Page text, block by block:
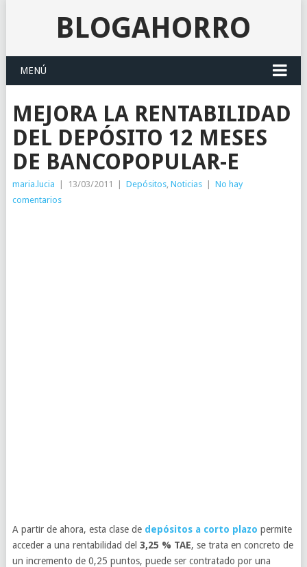
BLOGAHORRO
MENÚ
MEJORA LA RENTABILIDAD
DEL DEPÓSITO 12 MESES
DE BANCOPOPULAR-E
maria.lucia 13/03/2011 Depósitos, Noticias
No hay
comentarios
A partir de ahora, esta clase de depósitos a corto plazo permite
acceder a una rentabilidad del 3,25 % TAE, se trata en concreto de
un incremento de 0,25 puntos, puede ser contratado por una